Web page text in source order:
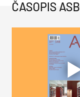
ČASOPIS ASB